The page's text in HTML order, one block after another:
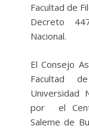
Facultad de
Decreto
Nacional.
El Consejo
Facultad
Universidad
por el
Saleme de